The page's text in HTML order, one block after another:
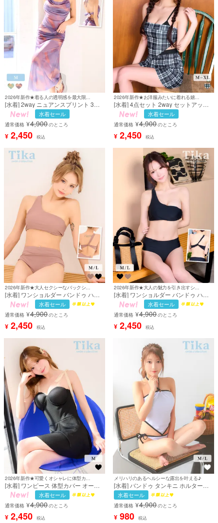
[水着] 2way ニュアンスプリント 3点
セット ホルターネック 体型カバー
バックシャン 脚カバー ロングスカー
ト パープル 大人リゾート ビキニ
(KATOMIKA着用) [tk-sw8872]
水着セール
通常価格 ¥4,900のところ
¥ 2,450 税込
2026年新作★お洋服みたいに着れる嬉しいパンツスタイル♪
[水着] 4点セット 2way セットアップ
ビスチェ 体型カバー タンキニ ボトム
洋服みたいな ガーリー チェック柄 ブ
ラック 黒 モノトーン Lサイズあり 大
きいサイズ ビキニ (聖菜着用) [tk-
sw810]
水着セール
通常価格 ¥4,900のところ
¥ 2,450 税込
[水着] ワンショルダー バンドゥ ハイ
ウエスト アシンメトリー ヘルシー シ
ンプル モノトーン クール ビキニ モカ
Lサイズあり 大きいサイズ
(KATOMIKA着用) [tk-sw2135a]
水着セール
通常価格 ¥4,900のところ
¥ 2,450 税込
[水着] ワンショルダー バンドゥ ハイ
ウエスト アシンメトリー ヘルシー シ
ンプル モノトーン クール 黒 ブラック
ビキニ Lサイズあり 大きいサイズ (聖
菜着用) [tk-sw2135]
水着セール
通常価格 ¥4,900のところ
¥ 2,450 税込
[水着] ワンピース 体型カバー オール
インワン バイカラー ショルダーリボ
ン 露出控えめ スカートタイプ お腹カ
バー ガーリー 韓国風 黒 ブラック ビ
キニ (若林萌々着用) [tk-sw6001]
水着セール
通常価格 ¥4,900のところ
¥ 2,450 税込
メリハリのあるヘルシーな露出を叶える♪
[水着] バンドゥ タンキニ ホルターネ
ック スカーフ風 体型カバー パイピン
グ バイカラー ホワイト 白 ブラック
黒 セクシー 紐ビキニ カジュアル (早
河ルカ着用) [tk-sw31245]
水着セール
通常価格 ¥4,900のところ
¥ 980 税込